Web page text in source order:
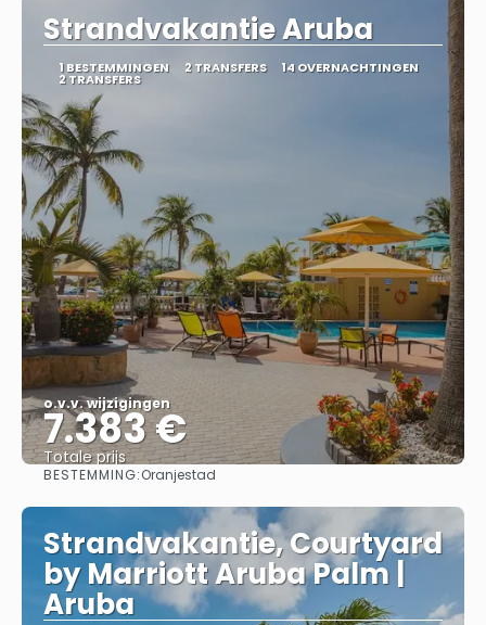
Strandvakantie Aruba
1 BESTEMMINGEN 2 TRANSFERS 14 OVERNACHTINGEN
2 TRANSFERS
o.v.v. wijzigingen
7.383 €
Totale prijs
BESTEMMING:Oranjestad
Strandvakantie, Courtyard
by Marriott Aruba Palm |
Aruba